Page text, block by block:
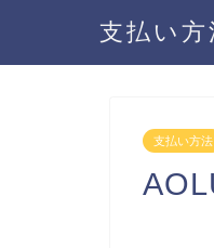
支払い方
支払い方法